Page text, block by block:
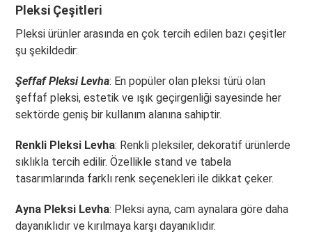
Pleksi Çeşitleri
Pleksi ürünler arasında en çok tercih edilen bazı çeşitler
şu şekildedir:
Şeffaf Pleksi Levha: En popüler olan pleksi türü olan
şeffaf pleksi, estetik ve ışık geçirgenliği sayesinde her
sektörde geniş bir kullanım alanına sahiptir.
Renkli Pleksi Levha: Renkli pleksiler, dekoratif ürünlerde
sıklıkla tercih edilir. Özellikle stand ve tabela
tasarımlarında farklı renk seçenekleri ile dikkat çeker.
Ayna Pleksi Levha: Pleksi ayna, cam aynalara göre daha
dayanıklıdır ve kırılmaya karşı dayanıklıdır.